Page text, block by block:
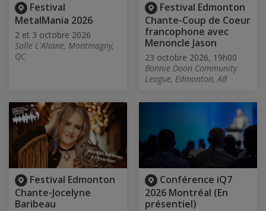
Festival
MetalMania 2026
2 et 3 octobre 2026
Salle L'Aliane, Montmagny,
QC
Festival Edmonton
Chante-Coup de Coeur
francophone avec
Menoncle Jason
23 octobre 2026, 19h00
Bonnie Doon Community
League, Edmonton, AB
Festival Edmonton
Chante-Jocelyne
Baribeau
Conférence iQ7
2026 Montréal (En
présentiel)